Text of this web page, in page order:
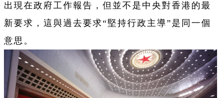
出現在政府工作報告，但並不是中央對香港的最
新要求，這與過去要求“堅持行政主導”是同一個
意思。